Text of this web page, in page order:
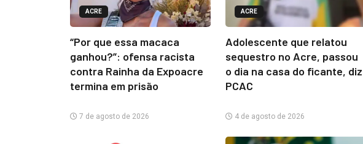
ACRE
“Por que essa macaca
ganhou?”: ofensa racista
contra Rainha da Expoacre
termina em prisão
7 de agosto de 2026
ACRE
Adolescente que relatou
sequestro no Acre, passou
o dia na casa do ficante, diz
PCAC
4 de agosto de 2026